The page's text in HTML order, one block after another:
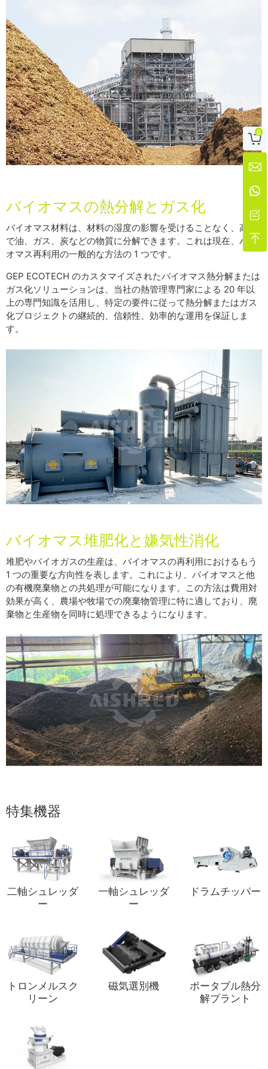
バイオマスの熱分解とガス化
バイオマス材料は、材料の湿度の影響を受けることなく、高温
で油、ガス、炭などの物質に分解できます。これは現在、バイ
オマス再利用の一般的な方法の 1 つです。
GEP ECOTECH のカスタマイズされたバイオマス熱分解または
ガス化ソリューションは、当社の熱管理専門家による 20 年以
上の専門知識を活用し、特定の要件に従って熱分解またはガス
化プロジェクトの継続的、信頼性、効率的な運用を保証しま
す。
バイオマス堆肥化と嫌気性消化
堆肥やバイオガスの生産は、バイオマスの再利用におけるもう
1 つの重要な方向性を表します。これにより、バイオマスと他
の有機廃棄物との共処理が可能になります。この方法は費用対
効果が高く、農場や牧場での廃棄物管理に特に適しており、廃
棄物と生産物を同時に処理できるようになります。
特集機器
二軸シュレッダ
ー
一軸シュレッダ
ー
ドラムチッパー
トロンメルスク
リーン
磁気選別機
ポータブル熱分
解プラント

0



